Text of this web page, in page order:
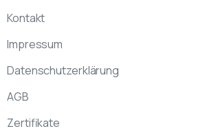
Kontakt
Impressum
Datenschutzerklärung
AGB
Zertifikate